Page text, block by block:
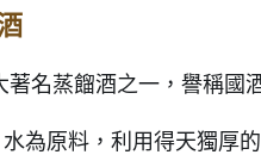
著名蒸餾酒之一，譽稱國
為原料，利用得天獨厚